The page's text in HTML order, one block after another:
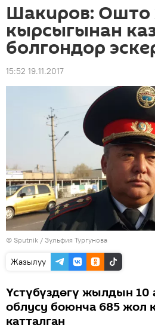
Шакиров:
кырсыгынан
болгондор
15:52 19.11.2017
© Sputnik / Зульфия Тургунова
Жазылуу
Үстүбүздөгү жылдын
облусу боюнча 685 жол
катталган